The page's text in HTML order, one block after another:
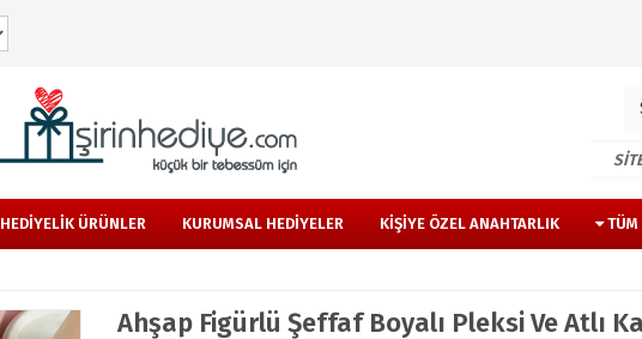
HEDİYELİK ÜRÜNLER KURUMSAL HEDİYELER KİŞİYE ÖZEL ANAHTARLIK TÜM
Ahşap Figürlü Şeffaf Boyalı Pleksi Ve Atlı